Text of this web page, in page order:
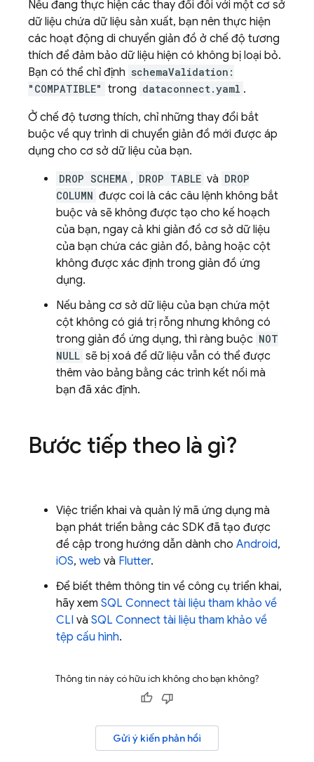
Nếu đang thực hiện các thay đổi đối với một cơ sở
dữ liệu chứa dữ liệu sản xuất, bạn nên thực hiện
các hoạt động di chuyển giản đồ ở chế độ tương
thích để đảm bảo dữ liệu hiện có không bị loại bỏ.
Bạn có thể chỉ định schemaValidation:
"COMPATIBLE" trong dataconnect.yaml .
Ở chế độ tương thích, chỉ những thay đổi bắt
buộc về quy trình di chuyển giản đồ mới được áp
dụng cho cơ sở dữ liệu của bạn.
DROP SCHEMA , DROP TABLE và DROP
COLUMN được coi là các câu lệnh không bắt
buộc và sẽ không được tạo cho kế hoạch
của bạn, ngay cả khi giản đồ cơ sở dữ liệu
của bạn chứa các giản đồ, bảng hoặc cột
không được xác định trong giản đồ ứng
dụng.
Nếu bảng cơ sở dữ liệu của bạn chứa một
cột không có giá trị rỗng nhưng không có
trong giản đồ ứng dụng, thì ràng buộc NOT
NULL sẽ bị xoá để dữ liệu vẫn có thể được
thêm vào bảng bằng các trình kết nối mà
bạn đã xác định.
Bước tiếp theo là gì?
Việc triển khai và quản lý mã ứng dụng mà
bạn phát triển bằng các SDK đã tạo được
đề cập trong hướng dẫn dành cho Android,
iOS, web và Flutter.
Để biết thêm thông tin về công cụ triển khai,
hãy xem SQL Connect tài liệu tham khảo về
CLI và SQL Connect tài liệu tham khảo về
tệp cấu hình.
Thông tin này có hữu ích không cho bạn không?
Gửi ý kiến phản hồi